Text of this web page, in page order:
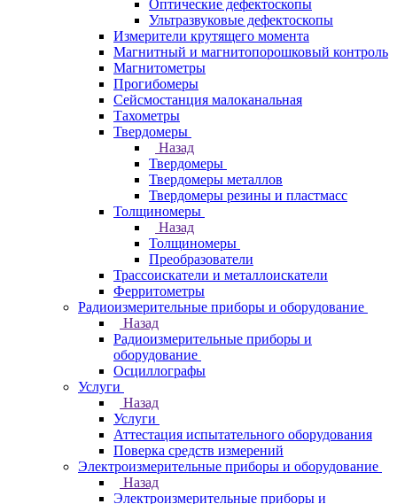
Оптические дефектоскопы
Ультразвуковые дефектоскопы
Измерители крутящего момента
Магнитный и магнитопорошковый контроль
Магнитометры
Прогибомеры
Сейсмостанция малоканальная
Тахометры
Твердомеры
Назад
Твердомеры
Твердомеры металлов
Твердомеры резины и пластмасс
Толщиномеры
Назад
Толщиномеры
Преобразователи
Трассоискатели и металлоискатели
Ферритометры
Радиоизмерительные приборы и оборудование
Назад
Радиоизмерительные приборы и
оборудование
Осциллографы
Услуги
Назад
Услуги
Аттестация испытательного оборудования
Поверка средств измерений
Электроизмерительные приборы и оборудование
Назад
Электроизмерительные приборы и